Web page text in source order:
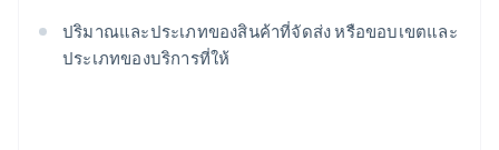
ปริมาณและประเภทของสินค้าที่จัดส่ง หรือขอบเขตและ
ประเภทของบริการที่ให้